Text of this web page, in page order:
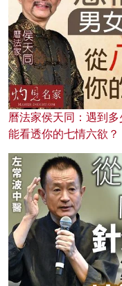
曆法家侯天同：遇到
能看透你的七情六欲？